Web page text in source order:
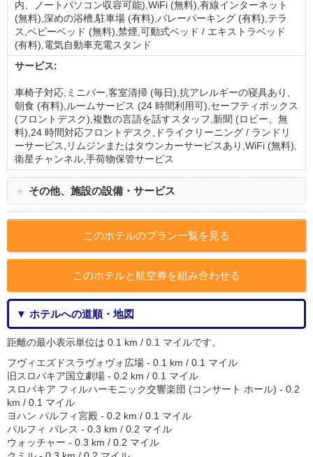
内、ノートパソコン収容可能),WiFi (無料),有線インターネット
(無料),深めの浴槽,駐車場 (有料),バレーパーキング (有料),テラ
ス,ベビーベッド (無料),禁煙,可動式ベッド / エキストラベッド
(有料),電気自動車充電スタンド
サービス:
車椅子対応,ミニバー,客室清掃 (毎日),抗アレルギーの寝具あり,
朝食 (有料),ルームサービス (24 時間利用可),セーフティボックス
(フロントデスク),複数の言語を話すスタッフ,新聞 (ロビー、無
料),24 時間対応フロントデスク,ドライクリーニング / ランドリ
ーサービス,リムジンまたはタウンカーサービスあり,WiFi (無料),
衛星チャンネル,手荷物保管サービス
＋ その他、施設の設備・サービス
このホテルのプラン一覧を見る
このホテルと航空券を組み合わせる
▼ ホテルへの道順・地図
距離の最小表示単位は 0.1 km / 0.1 マイルです。
フヴィエズドスラヴォヴォ広場 - 0.1 km / 0.1 マイル
旧スロバキア国立劇場 - 0.2 km / 0.1 マイル
スロバキア フィルハーモニック交響楽団 (コンサート ホール) - 0.2
km / 0.1 マイル
ヨハン パルフィ宮殿 - 0.2 km / 0.1 マイル
パルフィ パレス - 0.3 km / 0.2 マイル
ウォッチャー - 0.3 km / 0.2 マイル